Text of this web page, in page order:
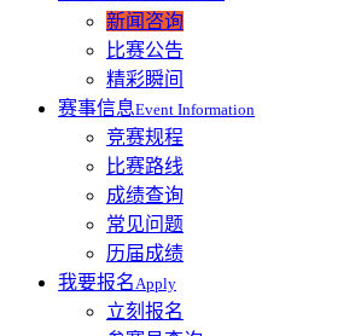
新闻咨询
比赛公告
精彩瞬间
赛事信息Event Information
竞赛规程
比赛路线
成绩查询
常见问题
历届成绩
我要报名Apply
立刻报名